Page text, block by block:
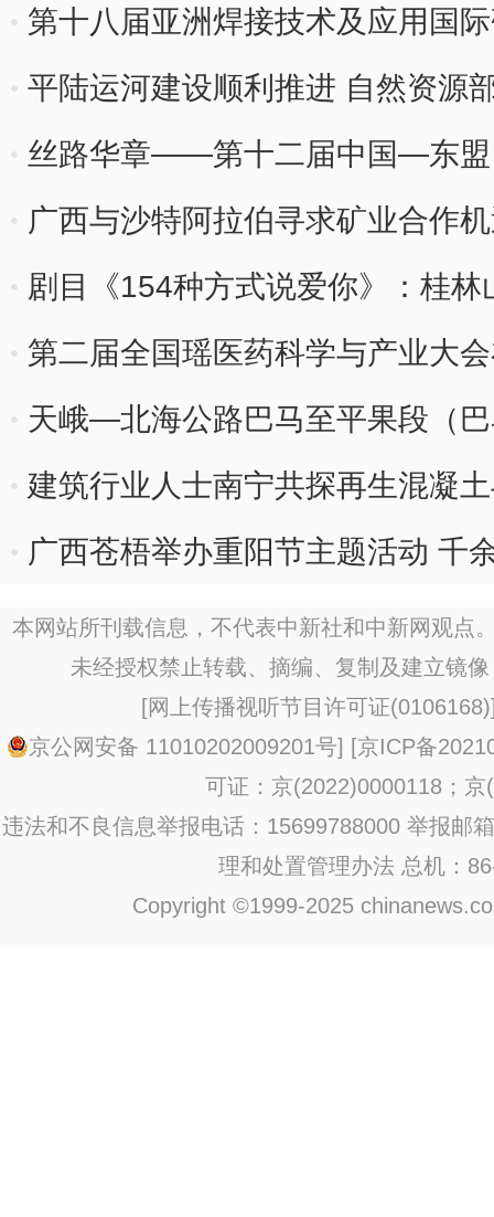
第十八届亚洲焊接技术及应用国
平陆运河建设顺利推进 自然资源
丝路华章——第十二届中国—东盟
展开展
广西与沙特阿拉伯寻求矿业合作
剧目《154种方式说爱你》：桂
第二届全国瑶医药科学与产业大
天峨—北海公路巴马至平果段（
验收
建筑行业人士南宁共探再生混凝
广西苍梧举办重阳节主题活动 千
本网站所刊载信息，不代表中新社和中新网观点
未经授权禁止转载、摘编、复制及建立镜
[网上传播视听节目许可证(0106168)
京公网安备 11010202009201号] [京ICP备
可证：京(2022)0000118；京
违法和不良信息举报电话：15699788000 举报邮
理和处置管理办法 总机：
Copyright ©1999-2025